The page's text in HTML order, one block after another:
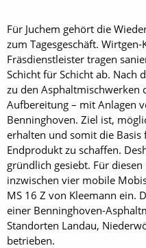
Für Juchem gehört die
zum Tagesgeschäft.
Fräsdienstleister tragen
Schicht für Schicht ab. Nach
zu den Asphaltmischwerken
Aufbereitung – mit Anlagen
Benninghoven. Ziel ist,
erhalten und somit die
Endprodukt zu schaffen.
gründlich gesiebt. Für
inzwischen vier mobile
MS 16 Z von Kleemann ein.
einer Benninghoven-
Standorten Landau,
betrieben.